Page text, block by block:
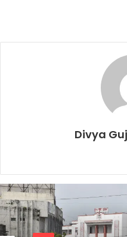
Divya